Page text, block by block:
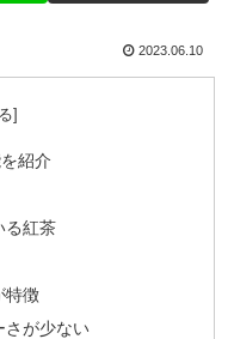
2023.06.10
紹介
る紅茶
特徴
さが少ない